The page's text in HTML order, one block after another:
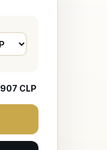
907 CLP